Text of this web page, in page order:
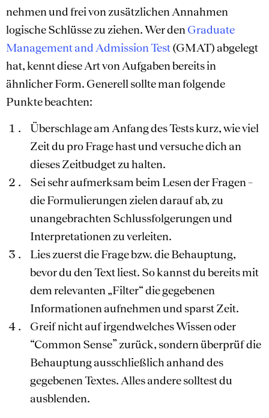
nehmen und frei von zusätzlichen Annahmen
logische Schlüsse zu ziehen. Wer den Graduate
Management and Admission Test(GMAT) abgelegt
hat, kennt diese Art von Aufgaben bereits in
ähnlicher Form. Generell sollte man folgende
Punkte beachten:
Überschlage am Anfang des Tests kurz, wie viel
Zeit du pro Frage hast und versuche dich an
dieses Zeitbudget zu halten.
Sei sehr aufmerksam beim Lesen der Fragen –
die Formulierungen zielen darauf ab, zu
unangebrachten Schlussfolgerungen und
Interpretationen zu verleiten.
Lies zuerst die Frage bzw. die Behauptung,
bevor du den Text liest. So kannst du bereits mit
dem relevanten „Filter“ die gegebenen
Informationen aufnehmen und sparst Zeit.
Greif nicht auf irgendwelches Wissen oder
“Common Sense” zurück, sondern überprüf die
Behauptung ausschließlich anhand des
gegebenen Textes. Alles andere solltest du
ausblenden.